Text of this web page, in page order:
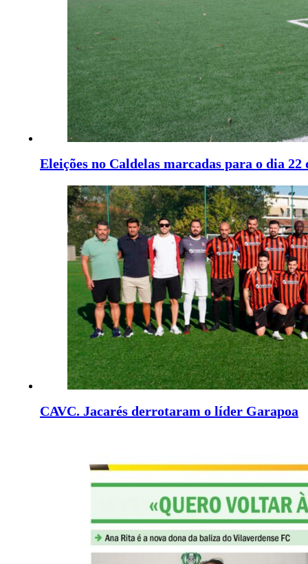
Eleições no Caldelas marcadas para o dia 22
CAVC. Jacarés derrotaram o líder Garapoa